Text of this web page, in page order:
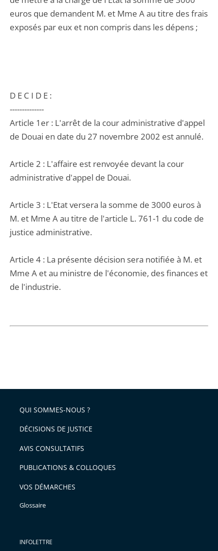
euros que demandent M. et Mme A au titre des frais
exposés par eux et non compris dans les dépens ;
D E C I D E :
--------------
Article 1er : L'arrêt de la cour administrative d'appel
de Douai en date du 27 novembre 2002 est annulé.
Article 2 : L'affaire est renvoyée devant la cour
administrative d'appel de Douai.
Article 3 : L'Etat versera la somme de 3000 euros à
M. et Mme A au titre de l'article L. 761-1 du code de
justice administrative.
Article 4 : La présente décision sera notifiée à M. et
Mme A et au ministre de l'économie, des finances et
de l'industrie.
QUI SOMMES-NOUS ?
DÉCISIONS DE JUSTICE
AVIS CONSULTATIFS
PUBLICATIONS & COLLOQUES
VOS DÉMARCHES
Glossaire
INFOLETTRE